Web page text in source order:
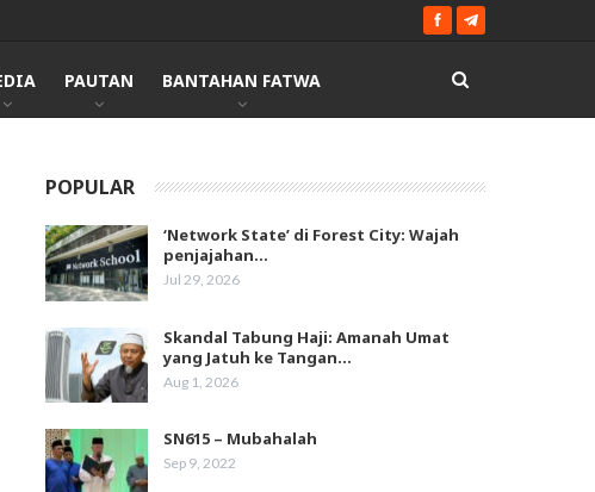
PAUTAN BANTAHAN FATWA
POPULAR
‘Network State’ di Forest City: Wajah
penjajahan…
Jul 29, 2026
Skandal Tabung Haji: Amanah Umat
yang Jatuh ke Tangan…
Aug 1, 2026
SN615 – Mubahalah
Sep 9, 2022